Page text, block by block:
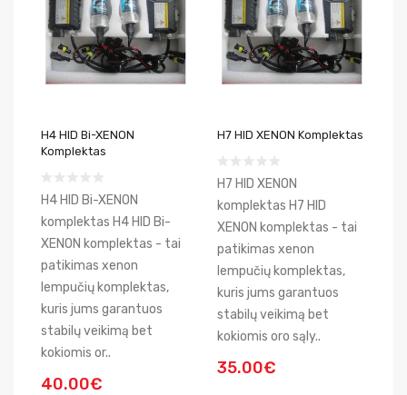
H4 HID Bi-XENON
Komplektas
H4 HID Bi-XENON
komplektas H4 HID Bi-
XENON komplektas - tai
patikimas xenon
lempučių komplektas,
kuris jums garantuos
stabilų veikimą bet
kokiomis or..
40.00€
H7 HID XENON Komplektas
H7 HID XENON
komplektas H7 HID
XENON komplektas - tai
patikimas xenon
lempučių komplektas,
kuris jums garantuos
stabilų veikimą bet
kokiomis oro sąly..
35.00€